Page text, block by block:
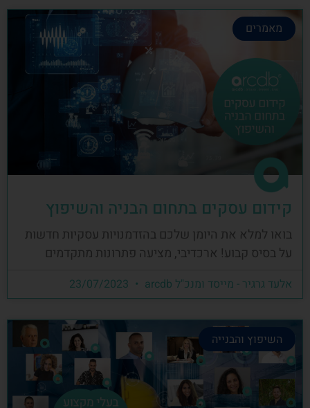
מאמרים
קידום עסקים בתחום הבניה והשיפוץ
בואו למלא את היומן שלכם בהזדמנויות עסקיות חדשות
על בסיס קבוע! ארכדיבי, מציעה פתרונות מתקדמים
אלעד גרגיר - מייסד ומנכ"ל arcdb
השיפוץ והבנייה